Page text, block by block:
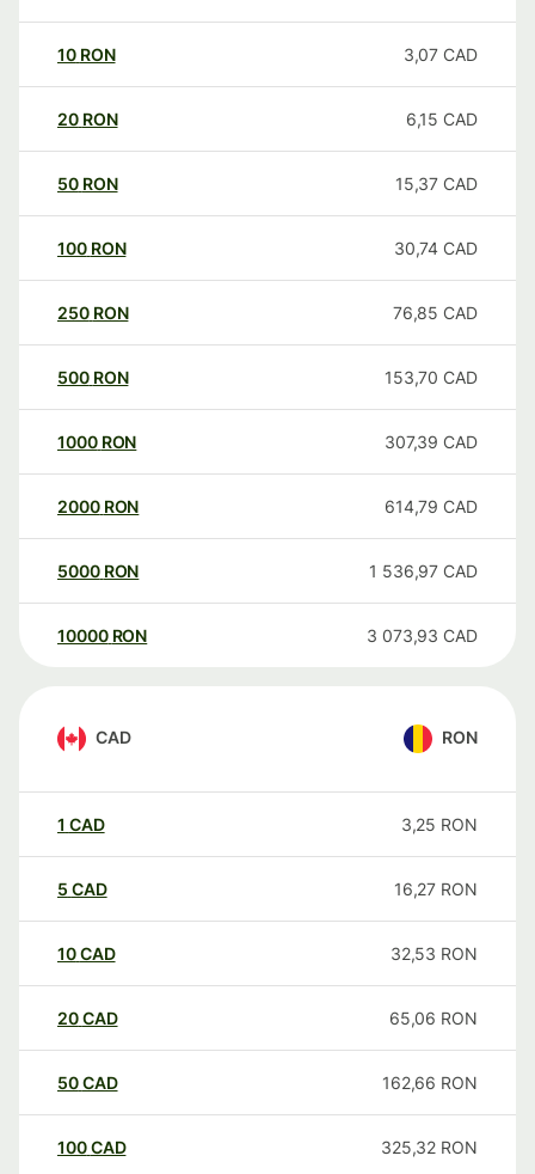
10 RON 3,07 CAD
20 RON 6,15 CAD
50 RON 15,37 CAD
100 RON 30,74 CAD
250 RON 76,85 CAD
500 RON 153,70 CAD
1000 RON 307,39 CAD
2000 RON 614,79 CAD
5000 RON 1 536,97 CAD
10000 RON 3 073,93 CAD
CAD RON
1 CAD 3,25 RON
5 CAD 16,27 RON
10CAD 32,53 RON
20CAD 65,06 RON
50CAD 162,66 RON
100CAD 325,32 RON